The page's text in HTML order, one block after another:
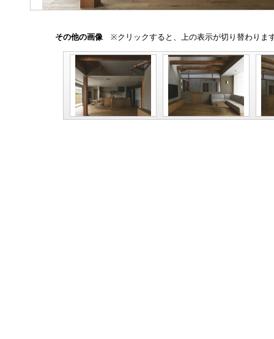
その他の画像 ※クリックすると、上の表示が切り替わりま